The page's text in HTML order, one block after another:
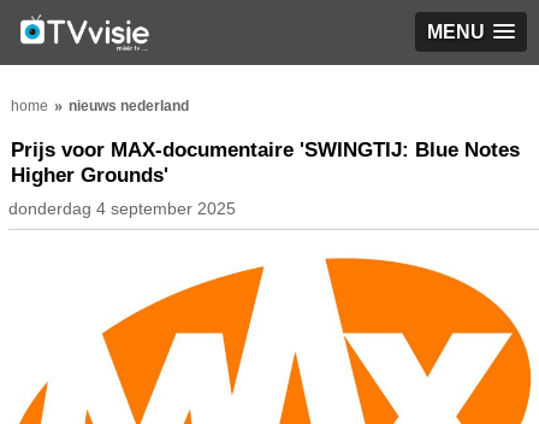
MENU
home nieuws nederland
Prijs voor MAX-documentaire 'SWINGTIJ: Blue Notes
Higher Grounds'
donderdag 4 september 2025